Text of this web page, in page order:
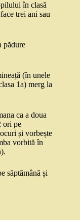
în clasă
trei ani sau
pădure
(în unele
1a) merg la
ca a doua
ori pe
și vorbește
vorbită în
săptămână și